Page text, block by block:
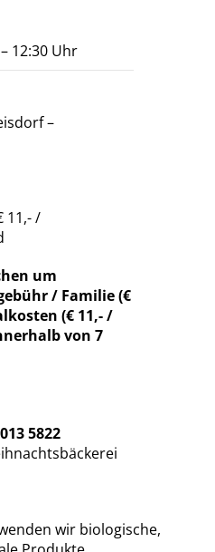
12:30 Uhr
–
11,- /
um
/ Familie (€
(€ 11,- /
von 7
5822
wir biologische,